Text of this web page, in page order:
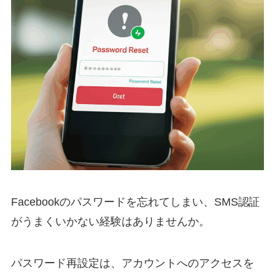
Facebookのパスワードを忘れてしまい、SMS認証
がうまくいかない経験はありませんか。
パスワード再設定は、アカウントへのアクセスを